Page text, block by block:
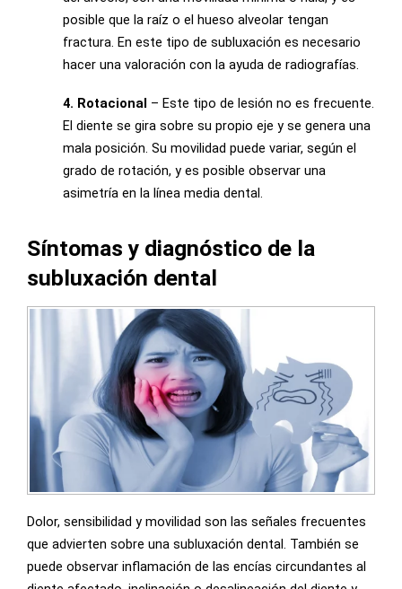
posible que la raíz o el hueso alveolar tengan
fractura. En este tipo de subluxación es necesario
hacer una valoración con la ayuda de radiografías.
4. Rotacional – Este tipo de lesión no es frecuente.
El diente se gira sobre su propio eje y se genera una
mala posición. Su movilidad puede variar, según el
grado de rotación, y es posible observar una
asimetría en la línea media dental.
Síntomas y diagnóstico de la
subluxación dental
Dolor, sensibilidad y movilidad son las señales frecuentes
que advierten sobre una subluxación dental. También se
puede observar inflamación de las encías circundantes al